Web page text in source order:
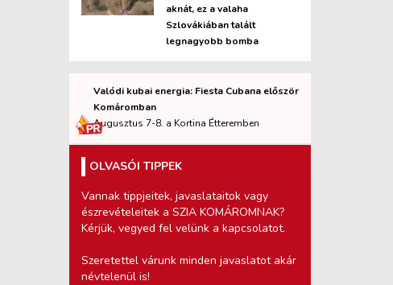
aknát, ez a valaha
Szlovákiában talált
legnagyobb bomba
Valódi kubai energia: Fiesta Cubana először
Komáromban
Augusztus 7-8. a Kortina Étteremben
OLVASÓI TIPPEK
Vannak tippjeitek, javaslataitok vagy
észrevételeitek a SZIA KOMÁROMNAK?
Kérjük, vegyed fel velünk a kapcsolatot.
Szeretettel várunk minden javaslatot akár
névtelenül is!